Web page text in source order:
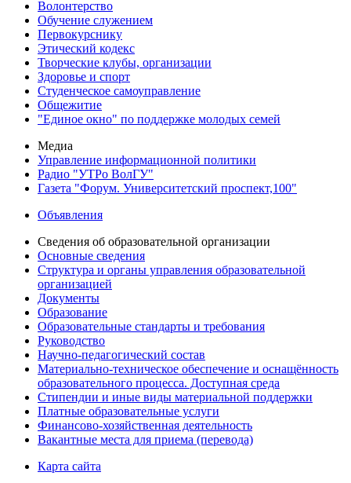
Волонтерство
Обучение служением
Первокурснику
Этический кодекс
Творческие клубы, организации
Здоровье и спорт
Студенческое самоуправление
Общежитие
"Единое окно" по поддержке молодых семей
Медиа
Управление информационной политики
Радио "УТРо ВолГУ"
Газета "Форум. Университетский проспект,100"
Объявления
Сведения об образовательной организации
Основные сведения
Структура и органы управления образовательной
организацией
Документы
Образование
Образовательные стандарты и требования
Руководство
Научно-педагогический состав
Материально-техническое обеспечение и оснащённость
образовательного процесса. Доступная среда
Стипендии и иные виды материальной поддержки
Платные образовательные услуги
Финансово-хозяйственная деятельность
Вакантные места для приема (перевода)
Карта сайта